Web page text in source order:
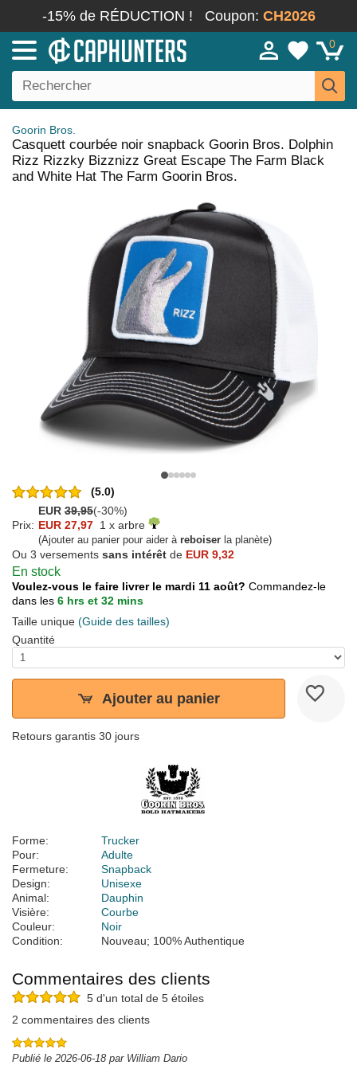
-15% de RÉDUCTION ! Coupon: CH2026
0
Goorin Bros.
Casquett courbée noir snapback Goorin Bros. Dolphin
Rizz Rizzky Bizznizz Great Escape The Farm Black
and White Hat The Farm Goorin Bros.
(5.0)
EUR 39,95(-30%)
Prix: EUR 27,97 1 x arbre
(Ajouter au panier pour aider à reboiser la planète)
Ou 3 versements sans intérêt de EUR 9,32
En stock
Voulez-vous le faire livrer le mardi 11 août? Commandez-le
dans les 6 hrs et 32 mins
Taille unique (Guide des tailles)
Quantité
Ajouter au panier
Retours garantis 30 jours
Forme:
Trucker
Pour:
Adulte
Fermeture:
Snapback
Design:
Unisexe
Animal:
Dauphin
Visière:
Courbe
Couleur:
Noir
Condition:
Nouveau; 100% Authentique
Commentaires des clients
5 d'un total de 5 étoiles
2 commentaires des clients
Publié le 2026-06-18 par William Dario